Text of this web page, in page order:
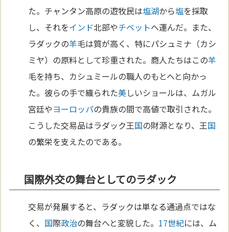
た。チャンタン高原の遊牧民は塩湖から塩を採取
し、それをインド北部やチベットへ運んだ。また、
ラダックの羊毛は質が高く、特にパシュミナ（カシ
ミヤ）の原料として珍重された。商人たちはこの羊
毛を持ち、カシュミールの職人のもとへと向かっ
た。彼らの手で織られた美しいショールは、ムガル
宮廷やヨーロッパの貴族の間で高値で取引された。
こうした交易品はラダック王国の財源となり、王国
の繁栄を支えたのである。
国際外交の舞台としてのラダック
交易が発展すると、ラダックは単なる通過点ではな
く、 国際政治の舞台へと変貌した。 17世紀には、ム